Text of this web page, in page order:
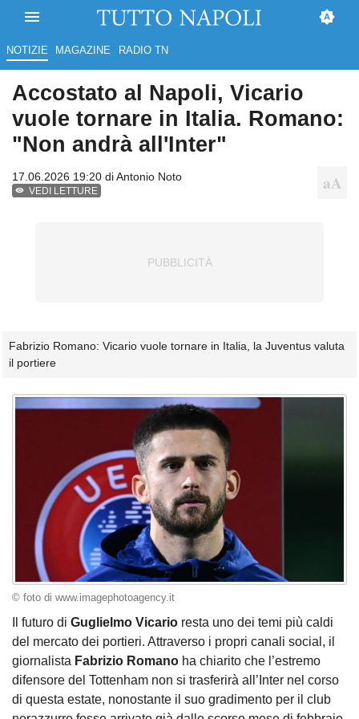
NOTIZIE MAGAZINE RADIO TN
Accostato al Napoli, Vicario
vuole tornare in Italia. Romano:
"Non andrà all'Inter"
17.06.2026 19:20 diAntonio Noto
VEDI LETTURE
Fabrizio Romano: Vicario vuole tornare in Italia, la Juventus valuta
il portiere
© foto di www.imagephotoagency.it
Il futuro di Guglielmo Vicario resta uno dei temi più caldi
del mercato dei portieri. Attraverso i propri canali social, il
giornalista Fabrizio Romano ha chiarito che l’estremo
difensore del Tottenham non si trasferirà all’Inter nel corso
di questa estate, nonostante il suo gradimento per il club